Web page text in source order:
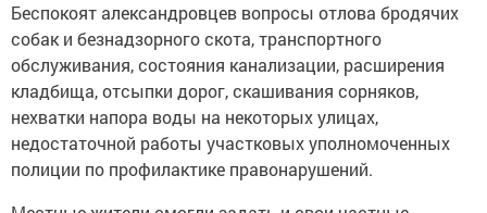
Беспокоят александровцев вопросы отлова бродячих
собак и безнадзорного скота, транспортного
обслуживания, состояния канализации, расширения
кладбища, отсыпки дорог, скашивания сорняков,
нехватки напора воды на некоторых улицах,
недостаточной работы участковых уполномоченных
полиции по профилактике правонарушений.